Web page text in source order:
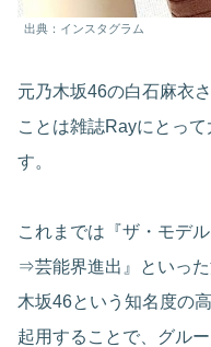
出典：インスタグラム
元乃木坂46の白石麻衣
ことは雑誌Rayにとっ
す。
これまでは『ザ・モデ
⇒芸能界進出』といっ
木坂46という知名度の
起用することで、グル